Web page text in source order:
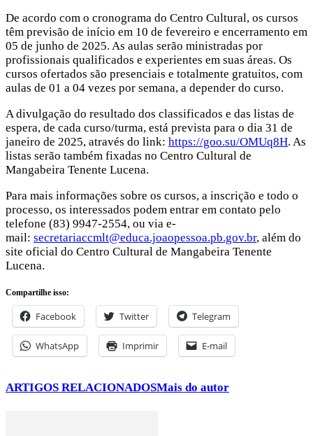
De acordo com o cronograma do Centro Cultural, os cursos
têm previsão de início em 10 de fevereiro e encerramento em
05 de junho de 2025. As aulas serão ministradas por
profissionais qualificados e experientes em suas áreas. Os
cursos ofertados são presenciais e totalmente gratuitos, com
aulas de 01 a 04 vezes por semana, a depender do curso.
A divulgação do resultado dos classificados e das listas de
espera, de cada curso/turma, está prevista para o dia 31 de
janeiro de 2025, através do link: https://goo.su/OMUq8H. As
listas serão também fixadas no Centro Cultural de
Mangabeira Tenente Lucena.
Para mais informações sobre os cursos, a inscrição e todo o
processo, os interessados podem entrar em contato pelo
telefone (83) 9947-2554, ou via e-
mail: secretariaccmlt@educa.joaopessoa.pb.gov.br, além do
site oficial do Centro Cultural de Mangabeira Tenente
Lucena.
Compartilhe isso:
Facebook Twitter Telegram
WhatsApp Imprimir E-mail
ARTIGOS RELACIONADOSMais do autor